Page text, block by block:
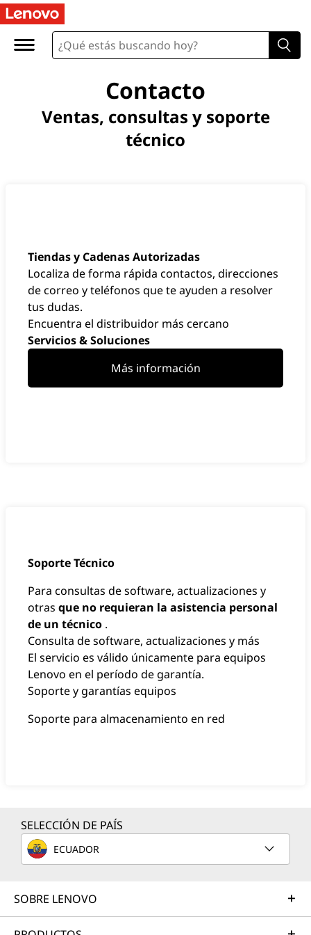
Contacto
Ventas, consultas y soporte
técnico
Tiendas y Cadenas Autorizadas
Localiza de forma rápida contactos, direcciones
de correo y teléfonos que te ayuden a resolver
tus dudas.
Encuentra el distribuidor más cercano
Servicios & Soluciones
Más información
Soporte Técnico
Para consultas de software, actualizaciones y
otras que no requieran la asistencia personal
de un técnico .
Consulta de software, actualizaciones y más
El servicio es válido únicamente para equipos
Lenovo en el período de garantía.
Soporte y garantías equipos
Soporte para almacenamiento en red
SELECCIÓN DE PAÍS
ECUADOR
SOBRE LENOVO